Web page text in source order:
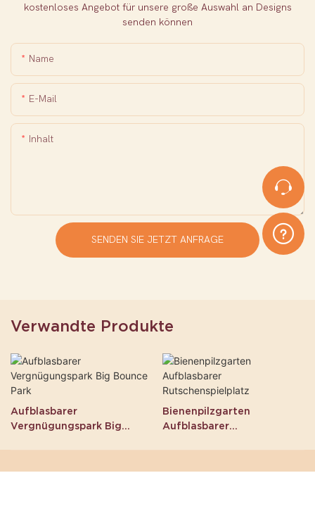
kostenloses Angebot für unsere große Auswahl an Designs
senden können
Name
E-Mail
Inhalt
SENDEN SIE JETZT ANFRAGE
Verwandte Produkte
Aufblasbarer
Vergnügungspark Big
Bienenpilzgarten
Aufblasbarer
© 2026 Guangzhou Ace Inflatables Limited. Alle Rechte